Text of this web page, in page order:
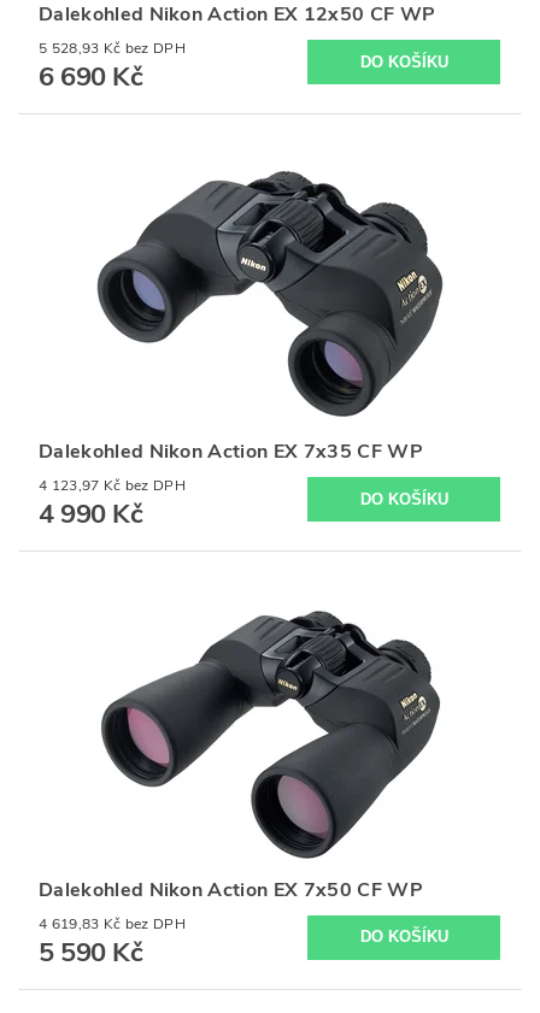
Dalekohled Nikon Action EX 12x50 CF WP
5 528,93 Kč bez DPH
6 690 Kč
Dalekohled Nikon Action EX 7x35 CF WP
4 123,97 Kč bez DPH
4 990 Kč
Dalekohled Nikon Action EX 7x50 CF WP
4 619,83 Kč bez DPH
5 590 Kč